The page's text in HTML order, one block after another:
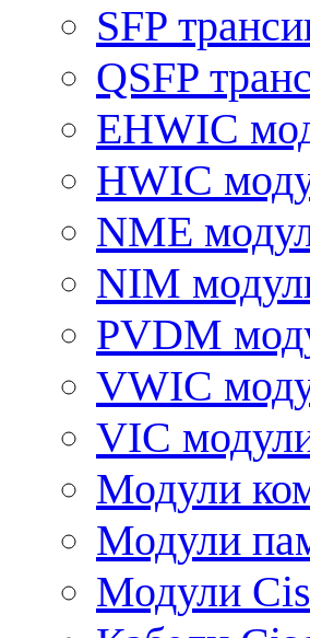
SFP
QSFP
EHWIC
HWIC
NME
NIM
PVDM
VWIC
VIC
Модули
Модули
Модули